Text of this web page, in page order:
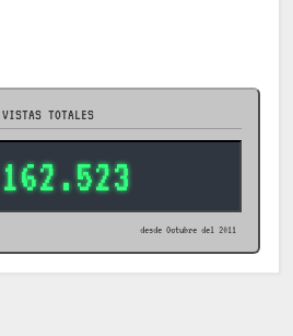
VISTAS TOTALES
desde Octubre del 2011